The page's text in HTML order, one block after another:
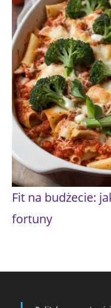
Fit na budżecie:
fortuny